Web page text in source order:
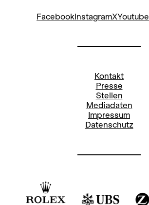
FacebookInstagramXYoutube
Kontakt
Presse
Stellen
Mediadaten
Impressum
Datenschutz